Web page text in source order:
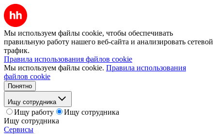
Мы используем файлы cookie, чтобы обеспечивать
правильную работу нашего веб-сайта и анализировать сетевой
трафик.
Правила использования файлов cookie
Мы используем файлы cookie. Правила использования
файлов cookie
Понятно
Ищу сотрудника
Ищу работу
Ищу сотрудника
Ищу сотрудника
Сервисы